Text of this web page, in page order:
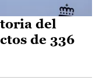
del
de 336